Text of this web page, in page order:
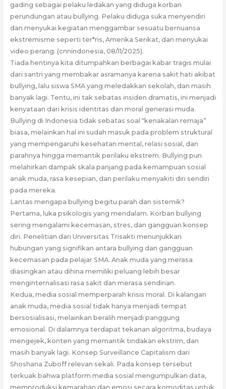
gading sebagai pelaku ledakan yang diduga korban
perundungan atau bullying. Pelaku diduga suka menyendiri
dan menyukai kegiatan menggambar sesuatu bernuansa
ekstremisme seperti ter*ris, Amerika Serikat, dan menyukai
video perang. (cnnindonesia, 08/11/2025).
Tiada hentinya kita ditumpahkan berbagai kabar tragis mulai
dari santri yang membakar asramanya karena sakit hati akibat
bullying, lalu siswa SMA yang meledakkan sekolah, dan masih
banyak lagi. Tentu, ini tak sebatas insiden dramatis, ini menjadi
kenyataan dari krisis identitas dan moral generasi muda.
Bullying di Indonesia tidak sebatas soal “kenakalan remaja”
biasa, melainkan hal ini sudah masuk pada problem struktural
yang mempengaruhi kesehatan mental, relasi sosial, dan
parahnya hingga memantik perilaku ekstrem. Bullying pun
melahirkan dampak skala panjang pada kemampuan sosial
anak muda, rasa kesepian, dan perilaku menyakiti diri sendiri
pada mereka.
Lantas mengapa bullying begitu parah dan sistemik?
Pertama, luka psikologis yang mendalam. Korban bullying
sering mengalami kecemasan, stres, dan gangguan konsep
diri. Penelitian dari Universitas Trisakti menunjukkan
hubungan yang signifikan antara bullying dan gangguan
kecemasan pada pelajar SMA. Anak muda yang merasa
diasingkan atau dihina memiliki peluang lebih besar
menginternalisasi rasa sakit dan merasa sendirian.
Kedua, media sosial memperparah krisis moral. Di kalangan
anak muda, media sosial tidak hanya menjadi tempat
bersosialisasi, melainkan beralih menjadi panggung
emosional. Di dalamnya terdapat tekanan algoritma, budaya
mengejek, konten yang memantik tindakan ekstrim, dan
masih banyak lagi. Konsep Surveillance Capitalism dari
Shoshana Zuboff relevan sekali. Pada konsep tersebut
terkuak bahwa platform media sosial mengumpulkan data,
memproduksi kemarahan dan emosi secara komoditas untuk